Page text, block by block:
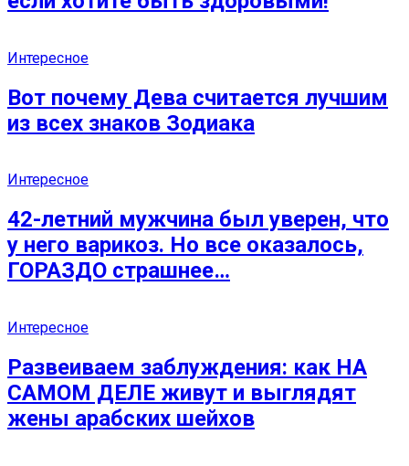
Интересное
Вот почему Дева считается лучшим
из всех знаков Зодиака
Интересное
42-летний мужчина был уверен, что
у него варикоз. Но все оказалось,
ГОРАЗДО страшнее…
Интересное
Развеиваем заблуждения: как НА
САМОМ ДЕЛЕ живут и выглядят
жены арабских шейхов